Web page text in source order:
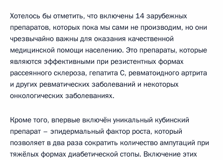
Хотелось бы отметить, что включены 14 зарубежных
препаратов, которых пока мы сами не производим, но они
чрезвычайно важны для оказания качественной
медицинской помощи населению. Это препараты, которые
являются эффективными при резистентных формах
рассеянного склероза, гепатита С, ревматоидного артрита
и других ревматических заболеваний и некоторых
онкологических заболеваниях.
Кроме того, впервые включён уникальный кубинский
препарат – эпидермальный фактор роста, который
позволяет в два раза сократить количество ампутаций при
тяжёлых формах диабетической стопы. Включение этих